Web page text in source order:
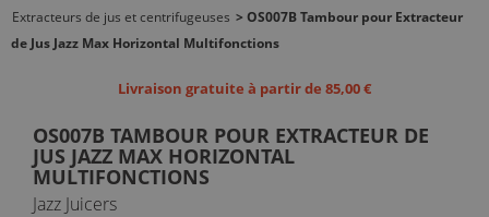
rapide
Extracteurs de jus et centrifugeuses > OS007B Tambour pour Extracteur
de Jus Jazz Max Horizontal Multifonctions
Livraison gratuite à partir de 85,00 €
OS007B TAMBOUR POUR EXTRACTEUR DE
JUS JAZZ MAX HORIZONTAL
MULTIFONCTIONS
Jazz Juicers